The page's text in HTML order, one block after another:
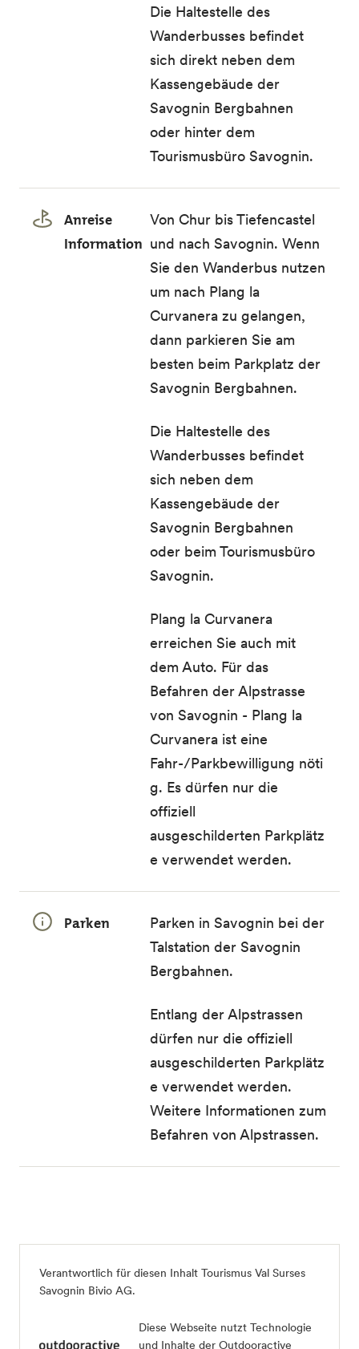
Die Haltestelle des
Wanderbusses befindet
sich direkt neben dem
Kassengebäude der
Savognin Bergbahnen
oder hinter dem
Tourismusbüro Savognin.
Anreise
Information
Von Chur bis Tiefencastel
und nach Savognin. Wenn
Sie den Wanderbus nutzen
um nach Plang la
Curvanera zu gelangen,
dann parkieren Sie am
besten beim Parkplatz der
Savognin Bergbahnen.
Die Haltestelle des
Wanderbusses befindet
sich neben dem
Kassengebäude der
Savognin Bergbahnen
oder beim Tourismusbüro
Savognin.
Plang la Curvanera
erreichen Sie auch mit
dem Auto. Für das
Befahren der Alpstrasse
von Savognin - Plang la
Curvanera ist eine
Fahr-/Parkbewilligung nöti
g. Es dürfen nur die
offiziell
ausgeschilderten Parkplätz
e verwendet werden.
Parken
Parken in Savognin bei der
Talstation der Savognin
Bergbahnen.
Entlang der Alpstrassen
dürfen nur die offiziell
ausgeschilderten Parkplätz
e verwendet werden.
Weitere Informationen zum
Befahren von Alpstrassen.
Verantwortlich für diesen Inhalt Tourismus Val Surses
Savognin Bivio AG.
Diese Webseite nutzt Technologie
und Inhalte der Outdooractive